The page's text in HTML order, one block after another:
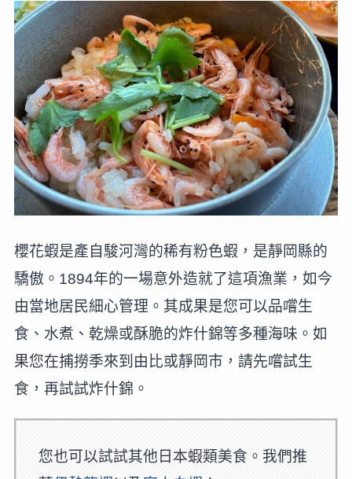
櫻花蝦是產自駿河灣的稀有粉色蝦，是靜岡縣的
驕傲。1894年的一場意外造就了這項漁業，如今
由當地居民細心管理。其成果是您可以品嚐生
食、水煮、乾燥或酥脆的炸什錦等多種海味。如
果您在捕撈季來到由比或靜岡市，請先嚐試生
食，再試試炸什錦。
您也可以試試其他日本蝦類美食。我們推